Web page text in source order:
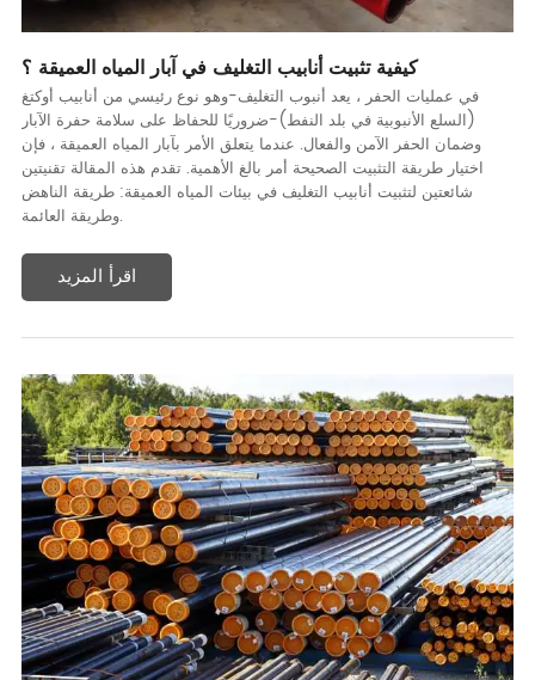
كيفية تثبيت أنابيب التغليف في آبار المياه العميقة ؟
في عمليات الحفر ، يعد أنبوب التغليف-وهو نوع رئيسي من أنابيب أوكتغ
(السلع الأنبوبية في بلد النفط)-ضروريًا للحفاظ على سلامة حفرة الآبار
وضمان الحفر الآمن والفعال. عندما يتعلق الأمر بآبار المياه العميقة ، فإن
اختيار طريقة التثبيت الصحيحة أمر بالغ الأهمية. تقدم هذه المقالة تقنيتين
شائعتين لتثبيت أنابيب التغليف في بيئات المياه العميقة: طريقة الناهض
وطريقة العائمة.
اقرأ المزيد